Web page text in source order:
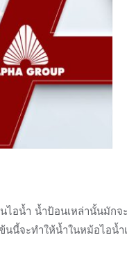
อน้ำ น้ำป้อนเหล่านั้นมัก
นี้จะทำให้น้ำในหม้อไอ